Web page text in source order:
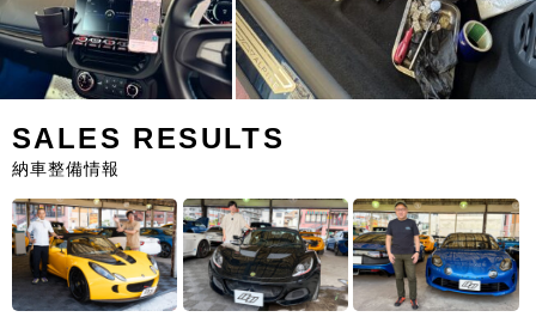
SALES RESULTS
納車整備情報